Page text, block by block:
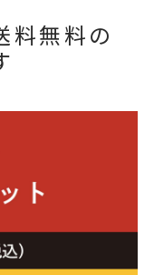
料無料の